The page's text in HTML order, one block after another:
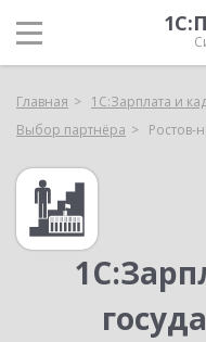
Главная
1С:Зарплата и
Выбор партнёра
Ростов-